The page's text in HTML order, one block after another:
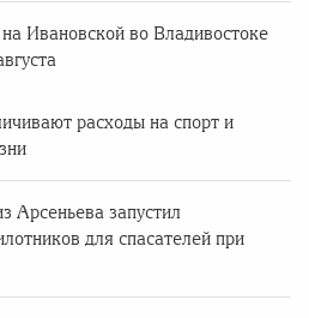
Ивановской во Владивостоке
расходы на спорт и
Арсеньева запустил
для спасателей при